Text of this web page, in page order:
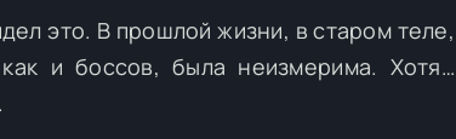
это. В прошлой жизни, в старом теле,
и боссов, была неизмерима. Хотя…